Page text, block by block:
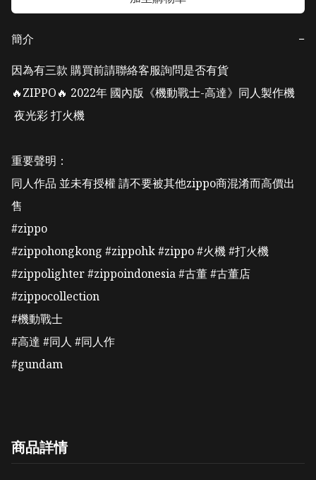
簡介
−
因為有三款 購買前請聯絡客服詢問是否有貨
🔥ZIPPO🔥 2022年 國內版《機動戰士-高達》同人製作機
重要聲明：
同人作品 並未有授權 請不要被其他zippo商混淆而高價出
售
#zippo
#zippohongkong #zippohk #zippo #火機 #打火機
#zippolighter #zippoindonesia #古董 #古董店
#zippocollection
#機動戰士
#高達 #同人 #同人作
#gundam
商品詳情